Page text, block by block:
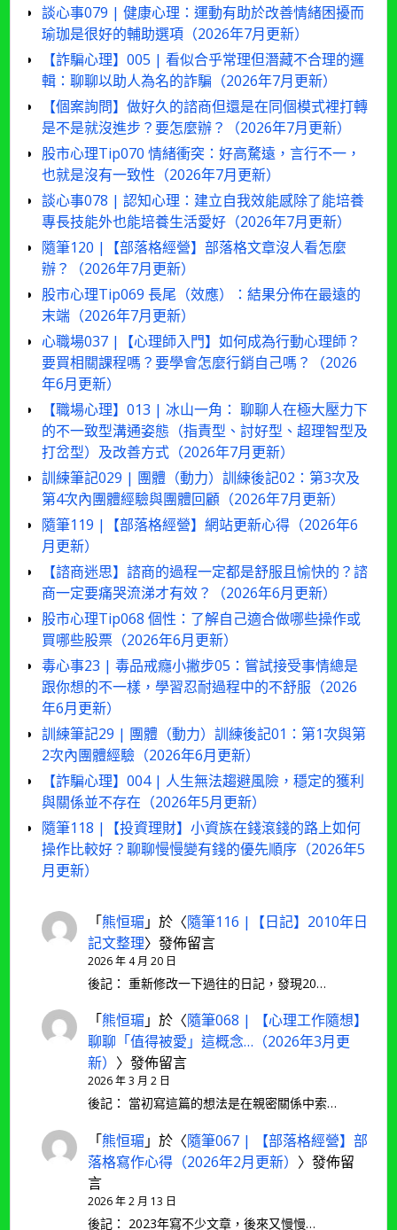
談心事079 | 健康心理：運動有助於改善情緒困擾而
瑜珈是很好的輔助選項（2026年7月更新）
【詐騙心理】005 | 看似合乎常理但潛藏不合理的邏
輯：聊聊以助人為名的詐騙（2026年7月更新）
【個案詢問】做好久的諮商但還是在同個模式裡打轉
是不是就沒進步？要怎麼辦？（2026年7月更新）
股市心理Tip070 情緒衝突：好高騖遠，言行不一，
也就是沒有一致性（2026年7月更新）
談心事078 | 認知心理：建立自我效能感除了能培養
專長技能外也能培養生活愛好（2026年7月更新）
隨筆120 |【部落格經營】部落格文章沒人看怎麼
辦？（2026年7月更新）
股市心理Tip069 長尾（效應）：結果分佈在最遠的
末端（2026年7月更新）
心職場037 |【心理師入門】如何成為行動心理師？
要買相關課程嗎？要學會怎麼行銷自己嗎？（2026
年6月更新）
【職場心理】013 | 冰山一角： 聊聊人在極大壓力下
的不一致型溝通姿態（指責型、討好型、超理智型及
打岔型）及改善方式（2026年7月更新）
訓練筆記029 | 團體（動力）訓練後記02：第3次及
第4次內團體經驗與團體回顧（2026年7月更新）
隨筆119 |【部落格經營】網站更新心得（2026年6
月更新）
【諮商迷思】諮商的過程一定都是舒服且愉快的？諮
商一定要痛哭流涕才有效？（2026年6月更新）
股市心理Tip068 個性：了解自己適合做哪些操作或
買哪些股票（2026年6月更新）
毒心事23 | 毒品戒癮小撇步05：嘗試接受事情總是
跟你想的不一樣，學習忍耐過程中的不舒服（2026
年6月更新）
訓練筆記29 | 團體（動力）訓練後記01：第1次與第
2次內團體經驗（2026年6月更新）
【詐騙心理】004 | 人生無法趨避風險，穩定的獲利
與關係並不存在（2026年5月更新）
隨筆118 |【投資理財】小資族在錢滾錢的路上如何
操作比較好？聊聊慢慢變有錢的優先順序（2026年5
月更新）
「熊恒瑂 」於〈隨筆116 |【日記】2010年日
記文整理〉發佈留言
2026 年 4 月 20 日
後記： 重新修改一下過往的日記，發現20…
「熊恒瑂 」於〈隨筆068 | 【心理工作隨想】
聊聊「值得被愛」這概念…（2026年3月更
新） 〉發佈留言
2026 年 3 月 2 日
後記： 當初寫這篇的想法是在親密關係中索…
「熊恒瑂 」於〈隨筆067 | 【部落格經營】部
落格寫作心得（2026年2月更新） 〉發佈留
言
2026 年 2 月 13 日
後記： 2023年寫不少文章，後來又慢慢…